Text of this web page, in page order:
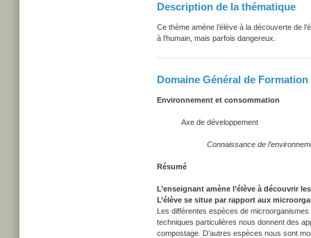
Description de la thématique
Ce thème amène l’élève à la découverte de
à l’humain, mais parfois dangereux.
Domaine Général de
Environnement et consommation
Axe de développement
Connaissance de
Résumé
L’enseignant amène l’élève à découvrir
L’élève se situe par rapport aux
Les différentes espèces de
techniques particulières nous donnent des
compostage. D’autres espèces nous sont